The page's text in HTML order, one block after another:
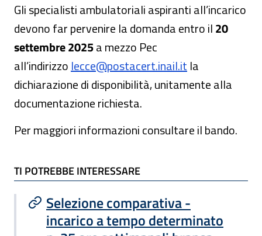
Gli specialisti ambulatoriali aspiranti all’incarico
devono far pervenire la domanda entro il20
settembre 2025a mezzo Pec
all’indirizzo lecce@postacert.inail.it la
dichiarazione di disponibilità, unitamente alla
documentazione richiesta.
Per maggiori informazioni consultare il bando.
TI POTREBBE INTERESSARE
TI POTREBBE INTERESSARE
Selezione comparativa -
incarico a tempo determinato